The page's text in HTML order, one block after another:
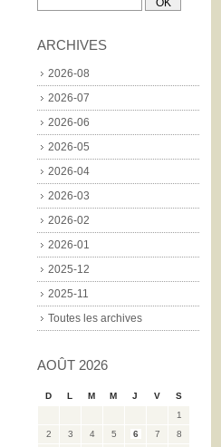
ARCHIVES
2026-08
2026-07
2026-06
2026-05
2026-04
2026-03
2026-02
2026-01
2025-12
2025-11
Toutes les archives
AOÛT 2026
D L M M J V
S
1
2
3 4 5 6 7
8